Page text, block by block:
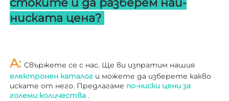
стоките и да разберем най-
ниската цена?
A:
електронен каталог и можете да изберете какво
искате от него. Предлагаме по-ниски цени за
големи количества .